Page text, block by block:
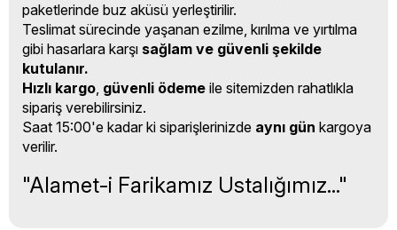
paketlerinde buz aküsü yerleştirilir.
Teslimat sürecinde yaşanan ezilme, kırılma ve yırtılma
gibi hasarlara karşı sağlam ve güvenli şekilde
kutulanır.
Hızlı kargo, güvenli ödeme ile sitemizden rahatlıkla
sipariş verebilirsiniz.
Saat 15:00'e kadar ki siparişlerinizde aynı gün kargoya
verilir.
"Alamet-i Farikamız Ustalığımız..."